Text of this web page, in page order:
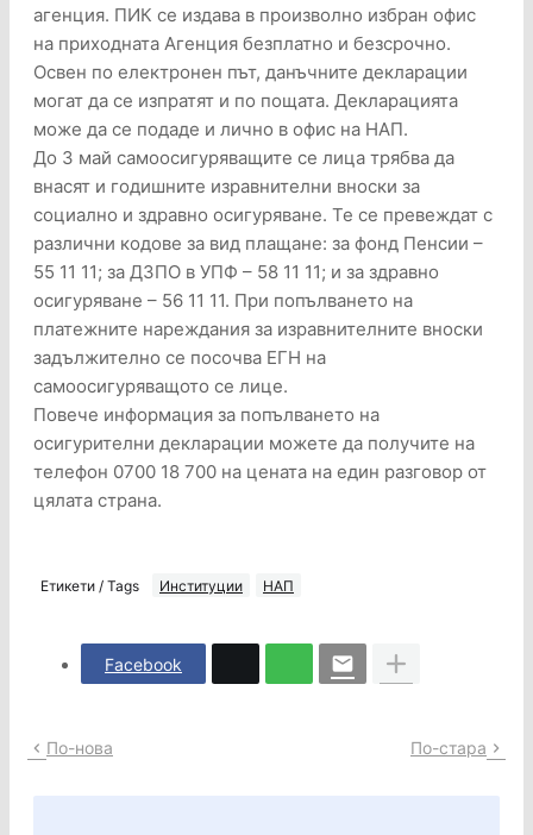
агенция. ПИК се издава в произволно избран офис
на приходната Агенция безплатно и безсрочно.
Освен по електронен път, данъчните декларации
могат да се изпратят и по пощата. Декларацията
може да се подаде и лично в офис на НАП.
До 3 май самоосигуряващите се лица трябва да
внасят и годишните изравнителни вноски за
социално и здравно осигуряване. Те се превеждат с
различни кодове за вид плащане: за фонд Пенсии –
55 11 11; за ДЗПО в УПФ – 58 11 11; и за здравно
осигуряване – 56 11 11. При попълването на
платежните нареждания за изравнителните вноски
задължително се посочва ЕГН на
самоосигуряващото се лице.
Повече информация за попълването на
осигурителни декларации можете да получите на
телефон 0700 18 700 на цената на един разговор от
цялата страна.
Етикети / Tags Институции НАП
Facebook
По-нова По-стара